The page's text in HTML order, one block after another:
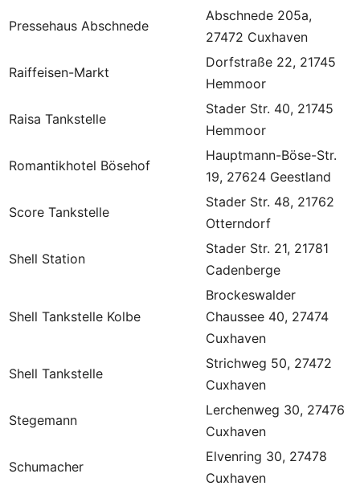
Pressehaus Abschnede
Abschnede 205a,
27472 Cuxhaven
Raiffeisen-Markt
Dorfstraße 22, 21745
Hemmoor
Raisa Tankstelle
Stader Str. 40, 21745
Hemmoor
Romantikhotel Bösehof
Hauptmann-Böse-Str.
19, 27624 Geestland
Score Tankstelle
Stader Str. 48, 21762
Otterndorf
Shell Station
Stader Str. 21, 21781
Cadenberge
Shell Tankstelle Kolbe
Brockeswalder
Chaussee 40, 27474
Cuxhaven
Shell Tankstelle
Strichweg 50, 27472
Cuxhaven
Stegemann
Lerchenweg 30, 27476
Cuxhaven
Schumacher
Elvenring 30, 27478
Cuxhaven